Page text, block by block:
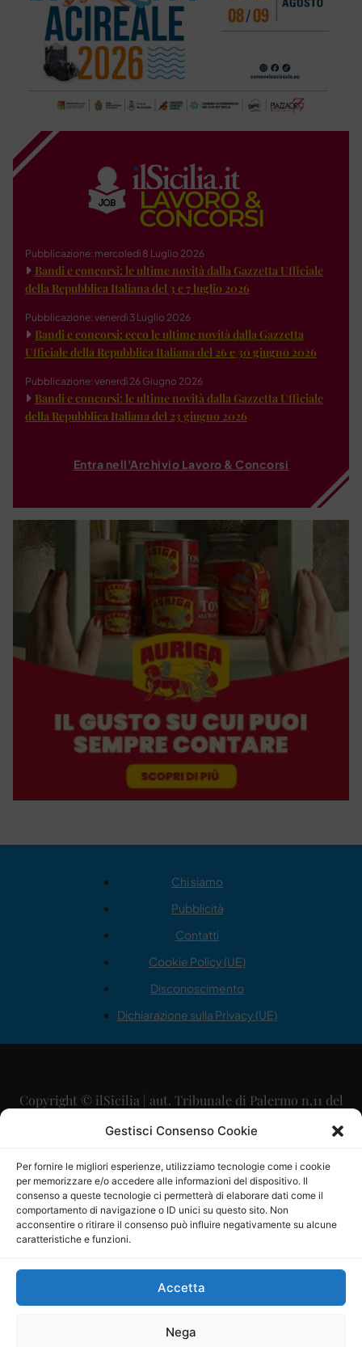
Gestisci Consenso Cookie
Per fornire le migliori esperienze, utilizziamo tecnologie come i cookie
per memorizzare e/o accedere alle informazioni del dispositivo. Il
consenso a queste tecnologie ci permetterà di elaborare dati come il
comportamento di navigazione o ID unici su questo sito. Non
acconsentire o ritirare il consenso può influire negativamente su alcune
caratteristiche e funzioni.
Accetta
Nega
Pubblicazione: mercoledì 8 Luglio 2026
Bandi e concorsi: le ultime novità dalla Gazzetta Ufficiale
della Repubblica Italiana del 3 e 7 luglio 2026
Pubblicazione: venerdì 3 Luglio 2026
Bandi e concorsi: ecco le ultime novità dalla Gazzetta
Ufficiale della Repubblica Italiana del 26 e 30 giugno 2026
Pubblicazione: venerdì 26 Giugno 2026
Bandi e concorsi: le ultime novità dalla Gazzetta Ufficiale
della Repubblica Italiana del 23 giugno 2026
Entra nell'Archivio Lavoro & Concorsi
Chi siamo
Pubblicità
Contatti
Cookie Policy (UE)
Disconoscimento
Dichiarazione sulla Privacy (UE)
Copyright © ilSicilia | aut. Tribunale di Palermo n.11 del
29/09/2015
Direttore Editoriale: Maurizio Scaglione
Direttore Responsabile: Maria Calabrese
P.IVA: 06334930820
Mercurio Comunicazione Società Cooperativa a r.l. è
iscritta al Registro degli Operatori di Comunicazione al